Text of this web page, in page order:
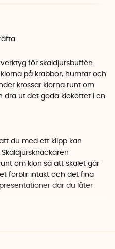
för skaldjursbuffén
på krabbor, humrar och
krossar klorna runt om
dra ut det goda kloköttet i en
du med ett klipp kan
om klon så att skalet går
förblir intakt och det fina
där du låter